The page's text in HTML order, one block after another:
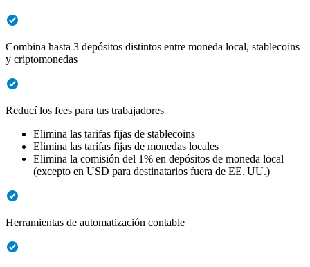
Combina hasta 3 depósitos distintos entre moneda local, stablecoins
y criptomonedas
Reducí los fees para tus trabajadores
Elimina las tarifas fijas de stablecoins
Elimina las tarifas fijas de monedas locales
Elimina la comisión del 1% en depósitos de moneda local
(excepto en USD para destinatarios fuera de EE. UU.)
Herramientas de automatización contable